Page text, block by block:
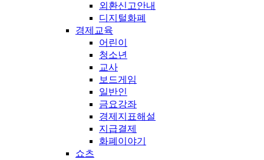
외환신고안내
디지털화폐
경제교육
어린이
청소년
교사
보드게임
일반인
금요강좌
경제지표해설
지급결제
화폐이야기
쇼츠